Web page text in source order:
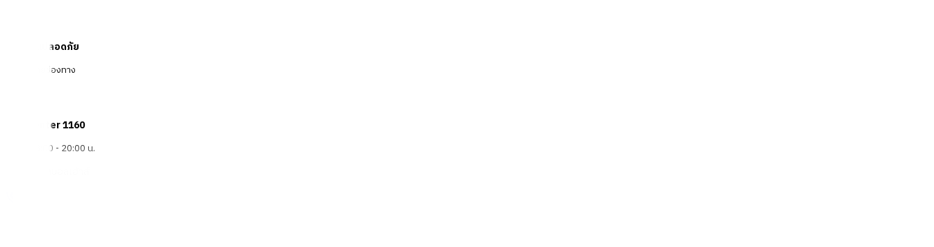
ชำระเงินปลอดภัย
หลากหลายช่องทาง
Call Center 1160
ทุกวัน 08:00 - 20:00 น.